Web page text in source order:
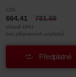
CZK
664.41 781.66
včetně DPH
bez přepravních poplatků
Předplatné